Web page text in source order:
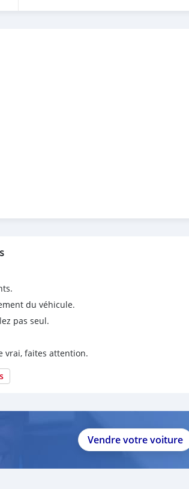
du véhicule.
pas seul.
vrai, faites attention.
Vendre votre voiture